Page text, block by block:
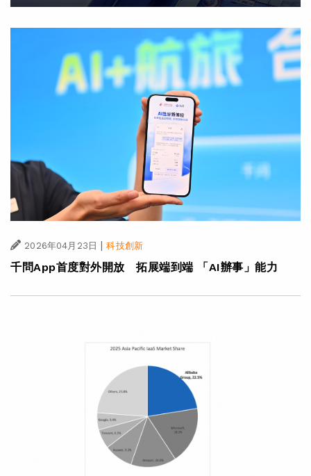
2026年04月23日 科技創新
千問App首度對外開放 拓展端到端 「AI辦事」能力